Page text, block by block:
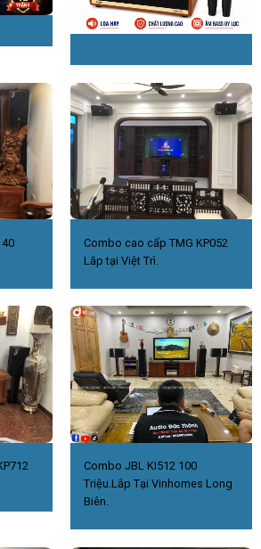
Combo cao cấp TMG KP052
Lắp tại Việt Trì.
Combo JBL KI512 100
Triệu.Lắp Tại Vinhomes Long
Biên.